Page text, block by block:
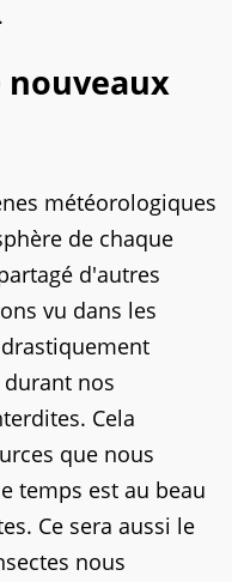
nouveaux
météorologiques
de chaque
d'autres
vu dans les
nos
Cela
que nous
temps est au beau
Ce sera aussi le
nous